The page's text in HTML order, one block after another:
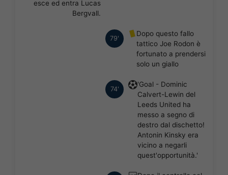
esce ed entra Lucas
Bergvall.
79'
Dopo questo fallo
tattico Joe Rodon è
fortunato a prendersi
solo un giallo
74'
'Goal - Dominic
Calvert-Lewin del
Leeds United ha
messo a segno di
destro dal dischetto!
Antonin Kinsky era
vicino a negarli
quest'opportunità.'